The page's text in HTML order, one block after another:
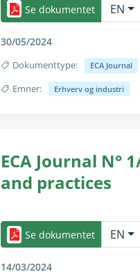
Se dokumentet
EN
30/05/2024
Dokumenttype: ECA Journal
Emner:
Skjul/vis helt kun for seende
Erhverv og industri
ECA Journal
and practices
Se dokumentet
EN
14/03/2024